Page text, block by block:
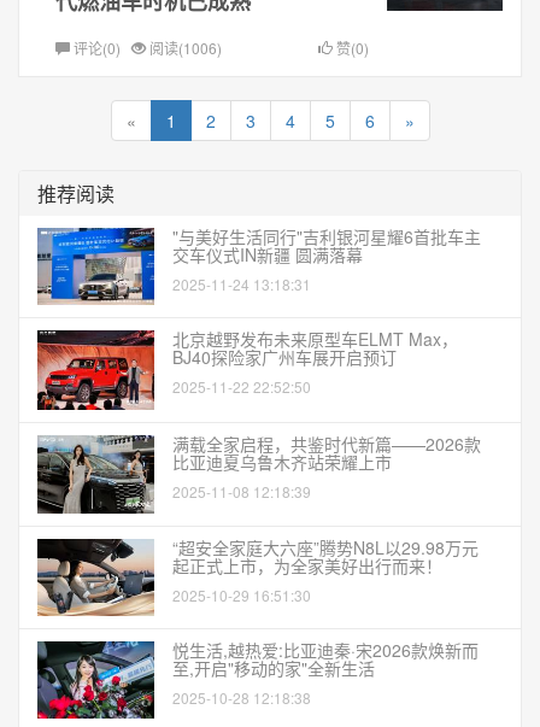
评论(0) 阅读(1006) 赞(0)
« 1 2 3 4 5 6 »
推荐阅读
"与美好生活同行"吉利银河星耀6首批车主
交车仪式IN新疆 圆满落幕
2025-11-24 13:18:31
北京越野发布未来原型车ELMT Max，
BJ40探险家广州车展开启预订
2025-11-22 22:52:50
满载全家启程，共鉴时代新篇——2026款
比亚迪夏乌鲁木齐站荣耀上市
2025-11-08 12:18:39
“超安全家庭大六座”腾势N8L以29.98万元
起正式上市，为全家美好出行而来！
2025-10-29 16:51:30
悦生活,越热爱:比亚迪秦·宋2026款焕新而
至,开启"移动的家"全新生活
2025-10-28 12:18:38